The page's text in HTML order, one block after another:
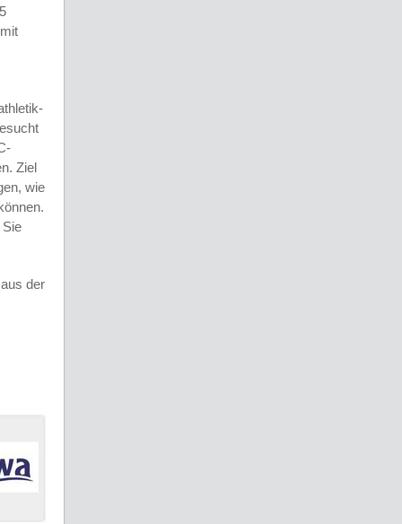
Ziel
wie
der